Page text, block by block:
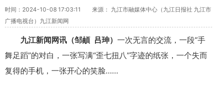
时间：2024-10-08 17:03:11
来源： 九江市融媒体中心（九江日报社 九江市
广播电视台）九江新闻网
九江新闻网讯（邹頔 吕珅） 一次无言的交流，一段“手
舞足蹈”的对白，一张写满“歪七扭八”字迹的纸张，一个失而
复得的手机，一张开心的笑脸